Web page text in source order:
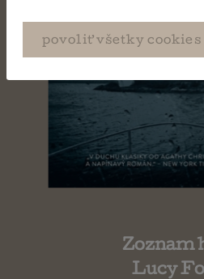
Zoznam
Lucy
povoliť všetky cookies